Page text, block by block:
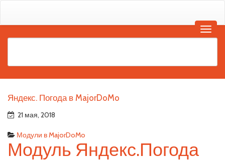
Яндекс. Погода в MajorDoMo
21 мая, 2018
Модули в MajorDoMo
Модуль Яндекс.Погода